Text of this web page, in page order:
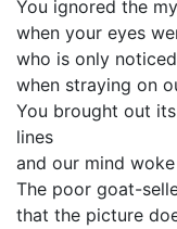
You ignored the
when your eyes
who is only
when straying on
You brought out
lines
and our mind
The poor goat-
that the picture